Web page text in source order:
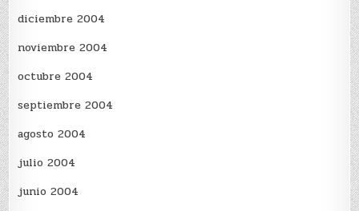
diciembre 2004
noviembre 2004
octubre 2004
septiembre 2004
agosto 2004
julio 2004
junio 2004